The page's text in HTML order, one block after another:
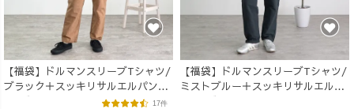
【福袋】ドルマンスリーブTシャツ/
ブラック＋スッキリサルエルパン
ツ/ブラウン
17件
【福袋】ドルマンスリーブTシャツ/
ミストブルー＋スッキリサルエルパ
ンツ/ブラック